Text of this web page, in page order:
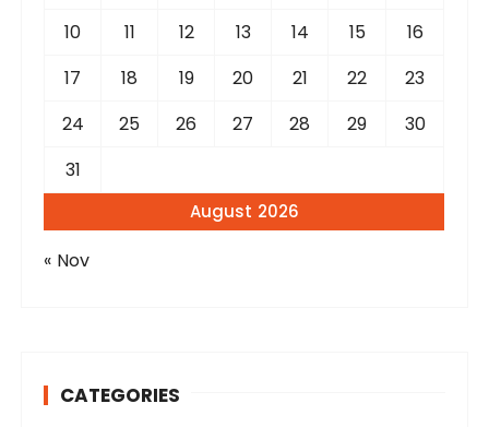
August 2026
10
11 12 13 14 15
16
17
18 19 20 21 22
23
24
25 26 27 28 29
30
31
« Nov
CATEGORIES